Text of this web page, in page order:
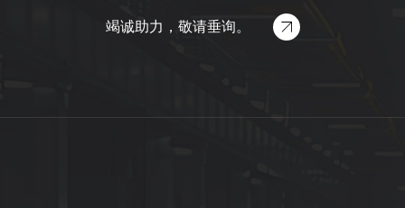
竭诚助力，敬请垂询。